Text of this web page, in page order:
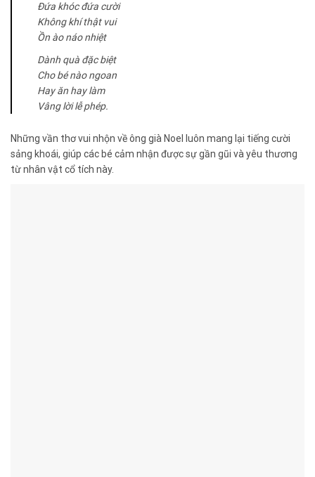
Đứa khóc đứa cười
Không khí thật vui
Ồn ào náo nhiệt
Dành quà đặc biệt
Cho bé nào ngoan
Hay ăn hay làm
Vâng lời lễ phép.
Những vần thơ vui nhộn về ông già Noel luôn mang lại tiếng cười
sảng khoái, giúp các bé cảm nhận được sự gần gũi và yêu thương
từ nhân vật cổ tích này.